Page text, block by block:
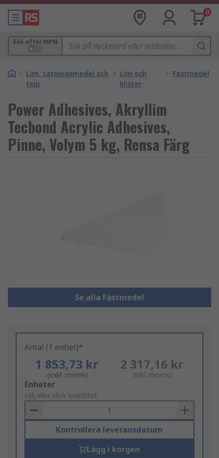
0
Sök efter MPN
/ Lim, tätningsmedel och
tejp
/ Lim och
klister
/ Fästmedel
Power Adhesives, Akryllim
Tecbond Acrylic Adhesives,
Pinne, Volym 5 kg, Rensa Färg
Se alla Fästmedel
Antal (1 enhet)*
1 853,73 kr
(exkl. moms)
2 317,16 kr
(inkl. moms)
Add
to
Basket
Enheter
välj eller skriv kvantitet
Kontrollera leveransdatum
Lägg i korgen